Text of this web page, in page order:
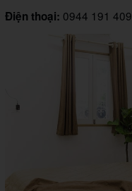
Điện thoại: 0944 191 409